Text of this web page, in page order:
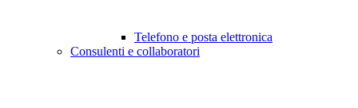
Telefono e posta elettronica
Consulenti e collaboratori